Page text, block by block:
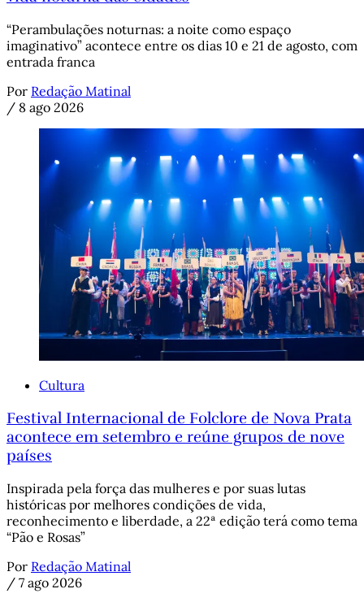
“Perambulações noturnas: a noite como espaço
imaginativo” acontece entre os dias 10 e 21 de agosto, com
entrada franca
Por Redação Matinal
/ 8 ago 2026
Cultura
Festival Internacional de Folclore de Nova Prata
acontece em setembro e reúne grupos de nove
países
Inspirada pela força das mulheres e por suas lutas
históricas por melhores condições de vida,
reconhecimento e liberdade, a 22ª edição terá como tema
“Pão e Rosas”
Por Redação Matinal
/ 7 ago 2026